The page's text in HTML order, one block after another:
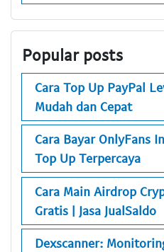
Popular posts
Cara Top Up PayPal
Mudah dan Cepat
Cara Bayar OnlyFans
Top Up Terpercaya
Cara Main Airdrop
Gratis | Jasa JualSaldo
Dexscanner: